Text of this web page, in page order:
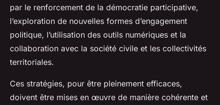
par le renforcement de la démocratie participative,
l’exploration de nouvelles formes d’engagement
politique, l’utilisation des outils numériques et la
collaboration avec la société civile et les collectivités
territoriales.
Ces stratégies, pour être pleinement efficaces,
doivent être mises en œuvre de manière cohérente et